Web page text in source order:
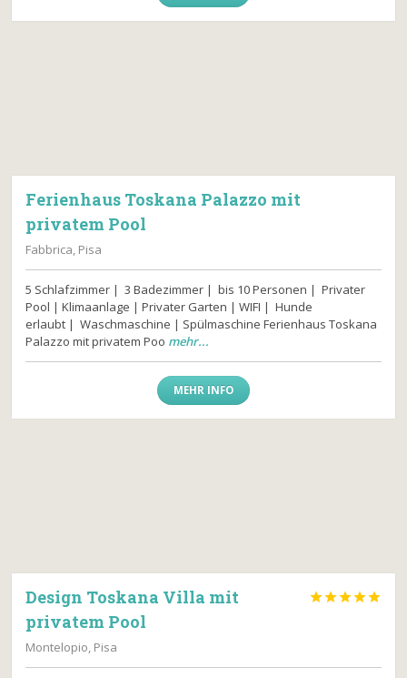
Ferienhaus Toskana Palazzo mit
privatem Pool
Fabbrica, Pisa
5 Schlafzimmer | 3 Badezimmer | bis 10 Personen | Privater
Pool | Klimaanlage | Privater Garten | WIFI | Hunde
erlaubt | Waschmaschine | Spülmaschine Ferienhaus Toskana
Palazzo mit privatem Poo mehr...
MEHR INFO
Design Toskana Villa mit
privatem Pool

Montelopio, Pisa